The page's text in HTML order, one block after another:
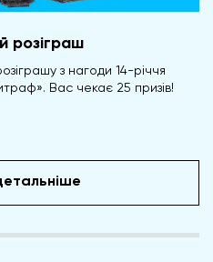
розіграш
з нагоди 14-річчя
Вас чекає 25 призів!